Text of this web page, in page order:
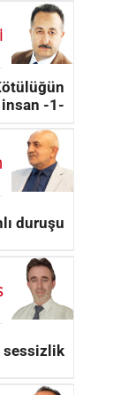
-1-
duruşu
sessizlik